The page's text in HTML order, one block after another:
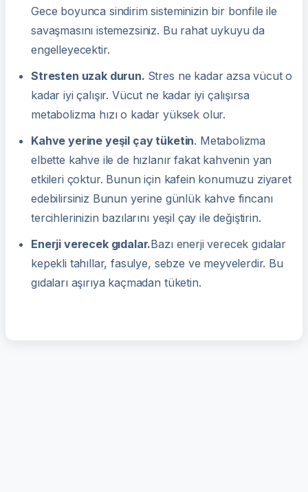
Gece boyunca sindirim sisteminizin bir bonfile ile
savaşmasını istemezsiniz. Bu rahat uykuyu da
engelleyecektir.
Stresten uzak durun. Stres ne kadar azsa vücut o
kadar iyi çalışır. Vücut ne kadar iyi çalışırsa
metabolizma hızı o kadar yüksek olur.
Kahve yerine yeşil çay tüketin. Metabolizma
elbette kahve ile de hızlanır fakat kahvenin yan
etkileri çoktur. Bunun için kafein konumuzu ziyaret
edebilirsiniz Bunun yerine günlük kahve fincanı
tercihlerinizin bazılarını yeşil çay ile değiştirin.
Enerji verecek gıdalar.Bazı enerji verecek gıdalar
kepekli tahıllar, fasulye, sebze ve meyvelerdir. Bu
gıdaları aşırıya kaçmadan tüketin.